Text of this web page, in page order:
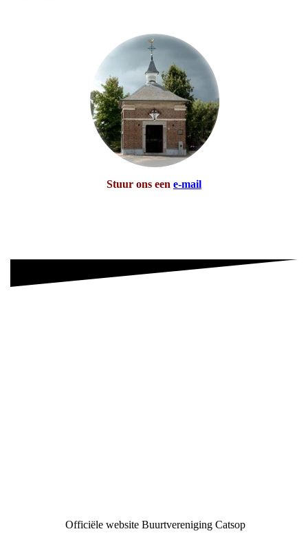
Stuur ons een e-mail
Officiële website Buurtvereniging Catsop